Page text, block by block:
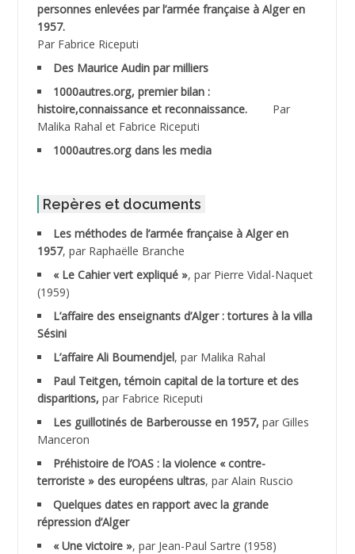
ABDESMED Mohamed ben Kaddour
ABDESSELAMI Kouider
ABDESSLEM Ahmed dit le Coiffeur
ABDOUDOU
ABID Mohamed
ABNOUN Salah *
ACHACHE M.*
ACHLAF Ali
ADALMI
ADANE Ramdane *
ADDAD
ADDALA Boualem*
personnes enlevées par l’armée française à Alger en
1957.
Par Fabrice Riceputi
Des Maurice Audin par milliers
1000autres.org, premier bilan :
histoire,connaissance et reconnaissance.
Par
Malika Rahal et Fabrice Riceputi
1000autres.org dans les media
Repères et documents
Les méthodes de l’armée française à Alger en
1957, par Raphaëlle Branche
« Le Cahier vert expliqué », par Pierre Vidal-Naquet
(1959)
L’affaire des enseignants d’Alger : tortures à la villa
Sésini
L’affaire Ali Boumendjel, par Malika Rahal
Paul Teitgen, témoin capital de la torture et des
disparitions, par Fabrice Riceputi
Les guillotinés de Barberousse en 1957, par Gilles
Manceron
Préhistoire de l’OAS : la violence « contre-
terroriste » des européens ultras, par Alain Ruscio
Quelques dates en rapport avec la grande
répression d’Alger
« Une victoire », par Jean-Paul Sartre (1958)